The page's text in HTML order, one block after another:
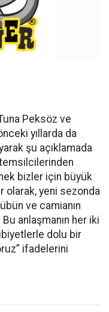
Peksöz ve
yıllarda da
şu açıklamada
bizler için büyük
olarak, yeni sezonda
ve camianın
anlaşmanın her iki
dolu bir
ifadelerini